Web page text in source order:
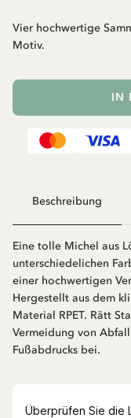
Vier hochwertige
Motiv.
IN
Beschreibung
Eine tolle Michel aus
unterschiedelichen
einer hochwertigen
Hergestellt aus dem
Material RPET. Rätt
Vermeidung von
Fußabdrucks bei.